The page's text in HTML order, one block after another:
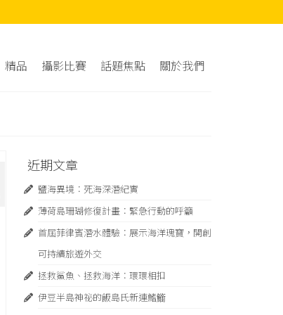
精品 攝影比賽 話題焦點 關於我們
近期文章
鹽海異境：死海深潛紀實
薄荷島珊瑚修復計畫：緊急⾏動的呼籲
首屆菲律賓潛水體驗：展示海洋瑰寶，開創
可持續旅遊外交
拯救鯊魚、拯救海洋：環環相扣
伊豆半島神祕的飯島氏新連鰭䲗